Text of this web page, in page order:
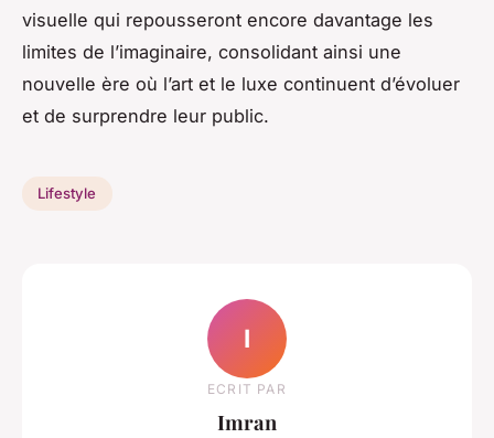
visuelle qui repousseront encore davantage les
limites de l’imaginaire, consolidant ainsi une
nouvelle ère où l’art et le luxe continuent d’évoluer
et de surprendre leur public.
Lifestyle
I
ECRIT PAR
Imran